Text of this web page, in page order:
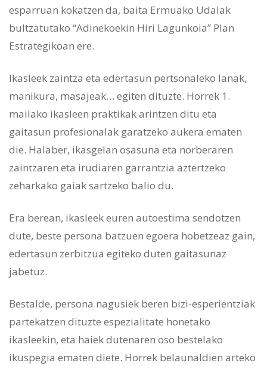
esparruan kokatzen da, baita Ermuako Udalak
bultzatutako “Adinekoekin Hiri Lagunkoia” Plan
Estrategikoan ere.
Ikasleek zaintza eta edertasun pertsonaleko lanak,
manikura, masajeak… egiten dituzte. Horrek 1.
mailako ikasleen praktikak arintzen ditu eta
gaitasun profesionalak garatzeko aukera ematen
die. Halaber, ikasgelan osasuna eta norberaren
zaintzaren eta irudiaren garrantzia aztertzeko
zeharkako gaiak sartzeko balio du.
Era berean, ikasleek euren autoestima sendotzen
dute, beste persona batzuen egoera hobetzeaz gain,
edertasun zerbitzua egiteko duten gaitasunaz
jabetuz.
Bestalde, persona nagusiek beren bizi-esperientziak
partekatzen dituzte espezialitate honetako
ikasleekin, eta haiek dutenaren oso bestelako
ikuspegia ematen diete. Horrek belaunaldien arteko